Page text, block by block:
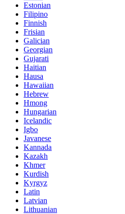
Estonian
Filipino
Finnish
Frisian
Galician
Georgian
Gujarati
Haitian
Hausa
Hawaiian
Hebrew
Hmong
Hungarian
Icelandic
Igbo
Javanese
Kannada
Kazakh
Khmer
Kurdish
Kyrgyz
Latin
Latvian
Lithuanian